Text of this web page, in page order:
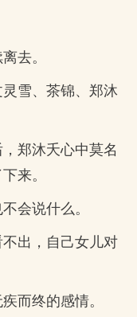
去。
雪、茶锦、郑沐
郑沐夭心中莫名
来。
会说什么。
出，自己女儿对
而终的感情。